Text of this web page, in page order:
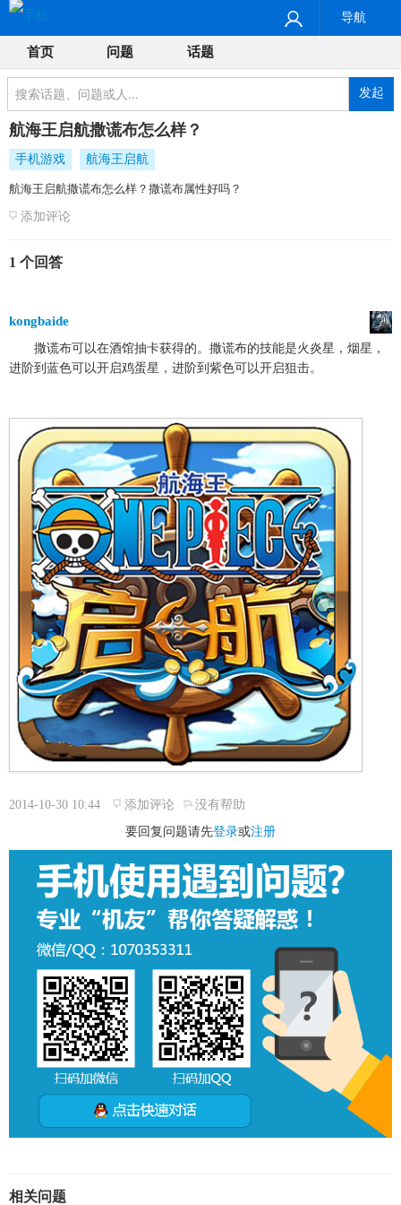
导航
首页 问题 话题
发起
航海王启航撒谎布怎么样？
手机游戏 航海王启航
航海王启航撒谎布怎么样？撒谎布属性好吗？
添加评论
1 个回答
kongbaide
撒谎布可以在酒馆抽卡获得的。撒谎布的技能是火炎星，烟星，
进阶到蓝色可以开启鸡蛋星，进阶到紫色可以开启狙击。
2014-10-30 10:44 添加评论
没有帮助
要回复问题请先登录或注册
相关问题